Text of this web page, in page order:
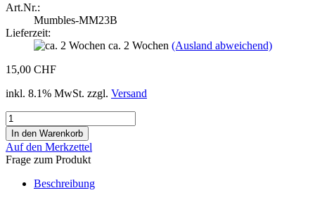
Art.Nr.:
Mumbles-MM23B
Lieferzeit:
ca. 2 Wochen (Ausland abweichend)
15,00 CHF
inkl. 8.1% MwSt. zzgl. Versand
Auf den Merkzettel
Frage zum Produkt
Beschreibung